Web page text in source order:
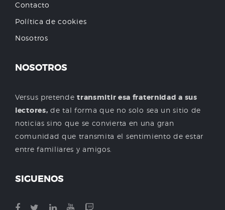
Contacto
Política de cookies
Nosotros
NOSOTROS
Versus pretendetransmitir esa fraternidad a sus
lectores, de tal forma que no solo sea un sitio de
noticias sino que se convierta en una gran
comunidad que transmita el sentimiento de estar
entre familiares y amigos.
SIGUENOS